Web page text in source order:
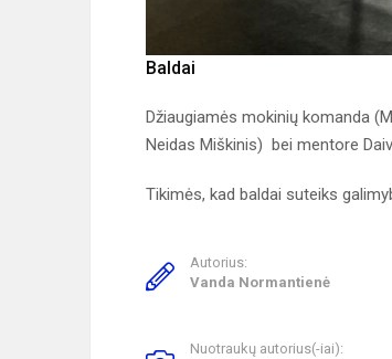
Baldai
Džiaugiamės mokinių komanda
Neidas Miškinis) bei mentore
Tikimės, kad baldai suteiks
Autorius:
Vanda Normantienė
Nuotraukų autorius(-iai):